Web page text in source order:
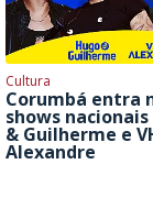
Cultura
Corumbá entra
shows
& Guilherme e
Alexandre